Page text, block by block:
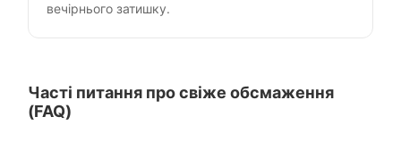
вечірнього затишку.
Часті питання про свіже обсмаження
(FAQ)